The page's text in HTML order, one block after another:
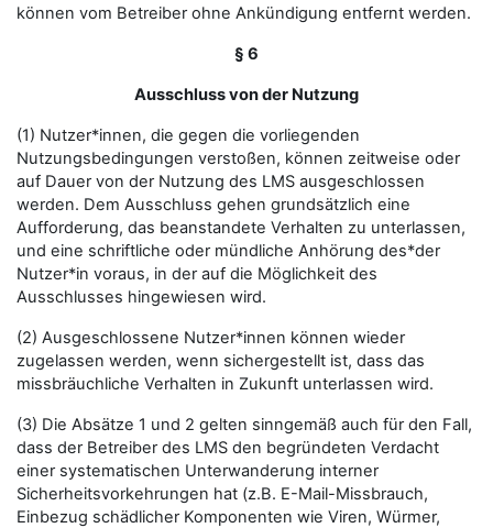
können vom Betreiber ohne Ankündigung entfernt werden.
§ 6
Ausschluss von der Nutzung
(1) Nutzer*innen, die gegen die vorliegenden
Nutzungsbedingungen verstoßen, können zeitweise oder
auf Dauer von der Nutzung des LMS ausgeschlossen
werden. Dem Ausschluss gehen grundsätzlich eine
Aufforderung, das beanstandete Verhalten zu unterlassen,
und eine schriftliche oder mündliche Anhörung des*der
Nutzer*in voraus, in der auf die Möglichkeit des
Ausschlusses hingewiesen wird.
(2) Ausgeschlossene Nutzer*innen können wieder
zugelassen werden, wenn sichergestellt ist, dass das
missbräuchliche Verhalten in Zukunft unterlassen wird.
(3) Die Absätze 1 und 2 gelten sinngemäß auch für den Fall,
dass der Betreiber des LMS den begründeten Verdacht
einer systematischen Unterwanderung interner
Sicherheitsvorkehrungen hat (z.B. E-Mail-Missbrauch,
Einbezug schädlicher Komponenten wie Viren, Würmer,